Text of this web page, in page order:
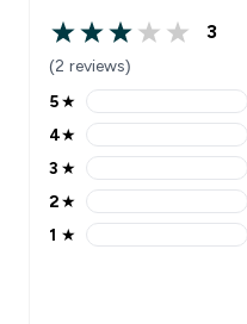
3 out of 5 stars
3
(2 reviews)
5 stars rating 1 reviews
5★
4 stars rating 0 reviews
4★
3 stars rating 0 reviews
3 ★
2 stars rating 0 reviews
2★
1 stars rating 1 reviews
1 ★